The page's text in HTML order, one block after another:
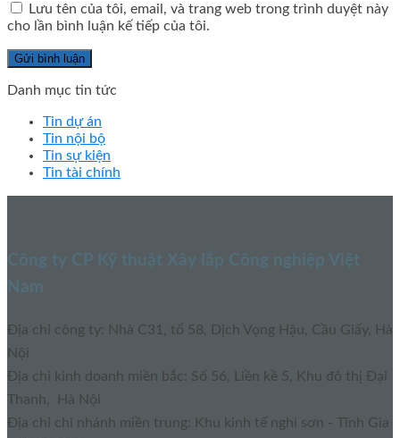
Lưu tên của tôi, email, và trang web trong trình duyệt này
cho lần bình luận kế tiếp của tôi.
Danh mục tin tức
Tin dự án
Tin nội bộ
Tin sự kiện
Tin tài chính
Công ty CP Kỹ thuật Xây lắp Công nghiệp Việt
Nam
Địa chỉ công ty: Nhà C31, tổ 58, Dịch Vọng Hậu, Cầu Giấy, Hà
Nội
Địa chỉ kinh doanh miền bắc: Số 56, Liền kề 5, Khu đô thị Đại
Thanh, Hà Nội
Địa chỉ chi nhánh miền trung: Khu kinh tế nghi sơn - Tĩnh Gia